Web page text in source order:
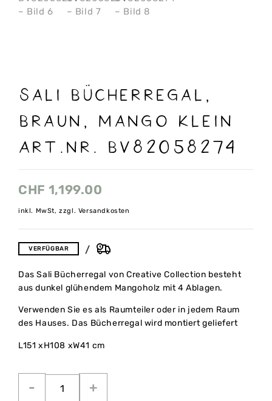
Sali Bücherregal,
Braun, Mango klein
Art.Nr. BV82058274
CHF 1,199.00
inkl. MwSt, zzgl. Versandkosten
VERFÜGBAR
Das Sali Bücherregal von Creative Collection besteht
aus dunkel glühendem Mangoholz mit 4 Ablagen.
Verwenden Sie es als Raumteiler oder in jedem Raum
des Hauses. Das Bücherregal wird montiert geliefert
L151 xH108 xW41 cm